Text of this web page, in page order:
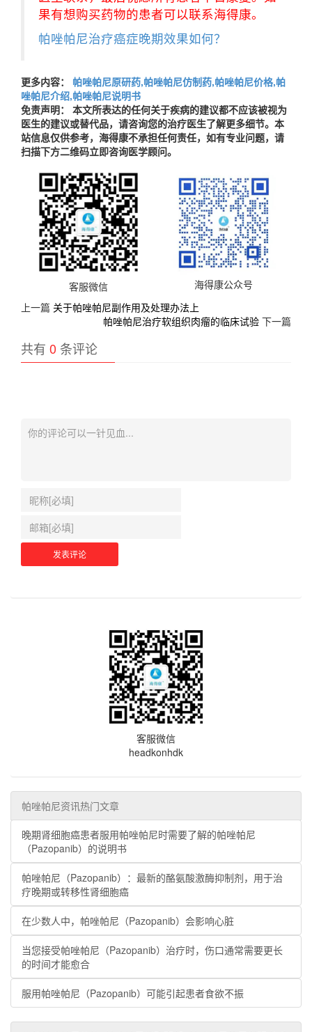
果有想购买药物的患者可以联系海得康。
帕唑帕尼治疗癌症晚期效果如何？
更多内容：
帕唑帕尼原研药,帕唑帕尼仿制药,帕唑帕尼价格,帕
唑帕尼介绍,帕唑帕尼说明书
免责声明： 本文所表达的任何关于疾病的建议都不应该被视为
医生的建议或替代品，请咨询您的治疗医生了解更多细节。本
站信息仅供参考，海得康不承担任何责任，如有专业问题，请
扫描下方二维码立即咨询医学顾问。
客服微信
海得康公众号
上一篇 关于帕唑帕尼副作用及处理办法上
帕唑帕尼治疗软组织肉瘤的临床试验 下一篇
共有 0 条评论
客服微信
headkonhdk
帕唑帕尼资讯热门文章
晚期肾细胞癌患者服用帕唑帕尼时需要了解的帕唑帕尼
（Pazopanib）的说明书
帕唑帕尼（Pazopanib）：最新的酪氨酸激酶抑制剂，用于治
疗晚期或转移性肾细胞癌
在少数人中，帕唑帕尼（Pazopanib）会影响心脏
当您接受帕唑帕尼（Pazopanib）治疗时，伤口通常需要更长
的时间才能愈合
服用帕唑帕尼（Pazopanib）可能引起患者食欲不振